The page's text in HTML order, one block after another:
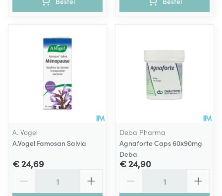
A. Vogel
A.Vogel Famosan Salvia
€ 24,69
Deba Pharma
Agnaforte Caps 60x90mg
Deba
€ 24,90